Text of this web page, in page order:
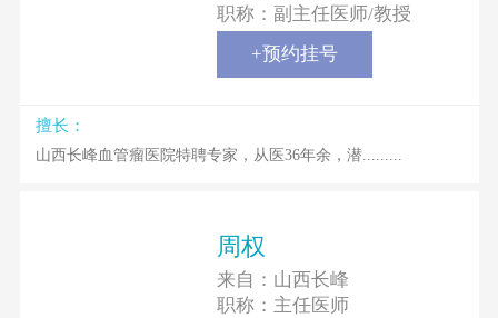
职称： 副主任医师/教授
+预约挂号
擅长：
山西长峰血管瘤医院特聘专家，从医36年余，潜.........
周权
来自： 山西长峰
职称： 主任医师